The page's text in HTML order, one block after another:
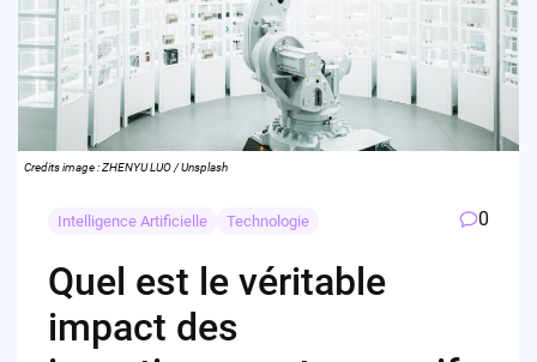
Credits image : ZHENYU LUO / Unsplash
Intelligence Artificielle Technologie 0
Quel est le véritable
impact des